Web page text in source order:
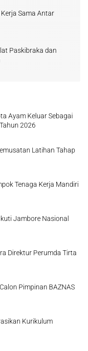
Sama Antar
Paskibraka dan
Ayam Keluar Sebagai
2026
Latihan Tahap
Tenaga Kerja Mandiri
Jambore Nasional
Direktur Perumda Tirta
Pimpinan BAZNAS
Kurikulum